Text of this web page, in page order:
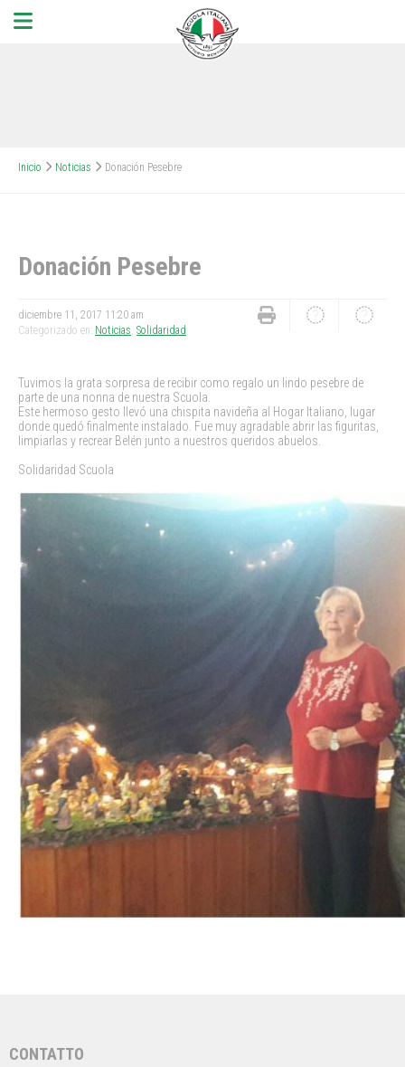
Inicio Noticias Donación Pesebre
Donación Pesebre
diciembre 11, 2017 11:20 am
Categorizado en: Noticias Solidaridad
Tuvimos la grata sorpresa de recibir como regalo un lindo pesebre de
parte de una nonna de nuestra Scuola.
Este hermoso gesto llevó una chispita navideña al Hogar Italiano, lugar
donde quedó finalmente instalado. Fue muy agradable abrir las figuritas,
limpiarlas y recrear Belén junto a nuestros queridos abuelos.
Solidaridad Scuola
CONTATTO